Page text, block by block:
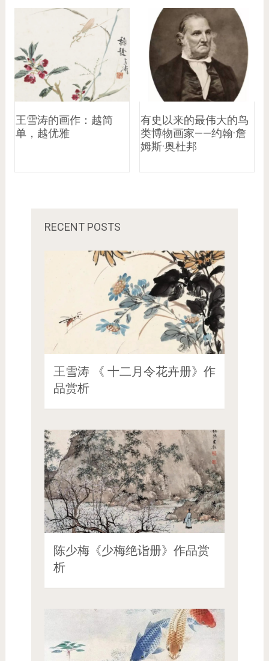
王雪涛的画作：越简
单，越优雅
有史以来的最伟大的鸟
类博物画家——约翰·詹
姆斯·奥杜邦
RECENT POSTS
王雪涛 《 十二月令花卉册》作
品赏析
陈少梅《少梅绝诣册》作品赏
析